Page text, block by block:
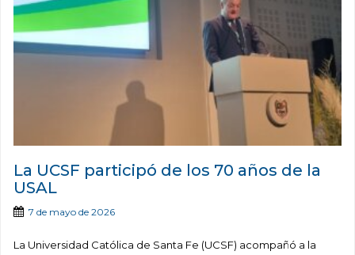
La UCSF participó de los 70 años de la
USAL
7 de mayo de 2026
La Universidad Católica de Santa Fe (UCSF) acompañó a la